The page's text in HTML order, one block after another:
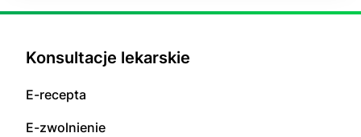
Konsultacje lekarskie
E-recepta
E-zwolnienie